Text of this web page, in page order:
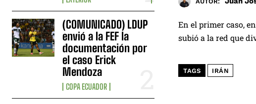
(COMUNICADO) LDUP
envió a la FEF la
documentación por
el caso Erick
Mendoza
COPA ECUADOR
En el primer caso,
subió a la red que
TAGS IRÁN